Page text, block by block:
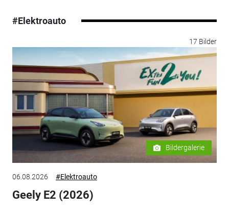
#Elektroauto
17 Bilder
Bildergalerie
06.08.2026 #Elektroauto
Geely E2 (2026)